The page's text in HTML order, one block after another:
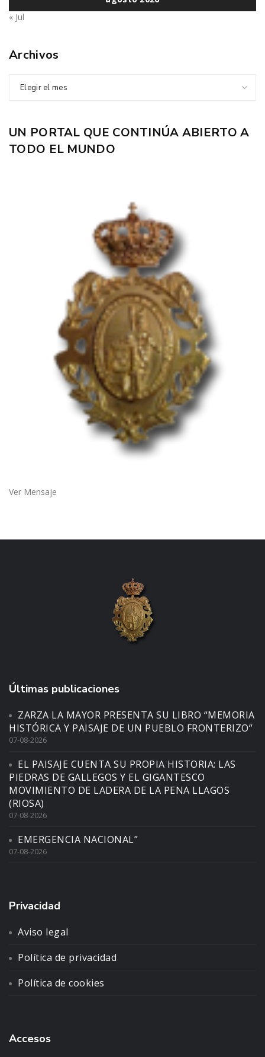
« Jul
Archivos
Elegir el mes
UN PORTAL QUE CONTINÚA ABIERTO A
TODO EL MUNDO
Ver Mensaje
Últimas publicaciones
ZARZA LA MAYOR PRESENTA SU LIBRO “MEMORIA
HISTÓRICA Y PAISAJE DE UN PUEBLO FRONTERIZO”
07-08-2026
EL PAISAJE CUENTA SU PROPIA HISTORIA: LAS
PIEDRAS DE GALLEGOS Y EL GIGANTESCO
MOVIMIENTO DE LADERA DE LA PENA LLAGOS
(RIOSA)
07-08-2026
EMERGENCIA NACIONAL”
07-08-2026
Privacidad
Aviso legal
Política de privacidad
Política de cookies
Accesos